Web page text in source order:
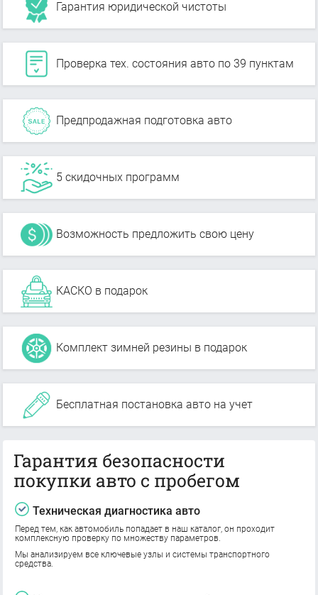
Гарантия юридической чистоты
Проверка тех. состояния авто по 39 пунктам
Предпродажная подготовка авто
5 скидочных программ
Возможность предложить свою цену
КАСКО в подарок
Комплект зимней резины в подарок
Бесплатная постановка авто на учет
Гарантия безопасности
покупки авто с пробегом
Техническая диагностика авто
Перед тем, как автомобиль попадает в наш каталог, он проходит
комплексную проверку по множеству параметров.
Мы анализируем все ключевые узлы и системы транспортного
средства.